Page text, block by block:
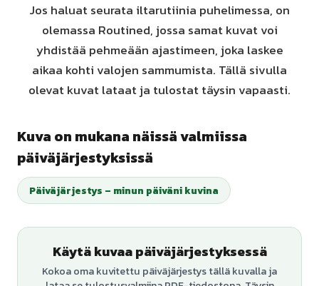
Jos haluat seurata iltarutiinia puhelimessa, on
olemassa Routined, jossa samat kuvat voi
yhdistää pehmeään ajastimeen, joka laskee
aikaa kohti valojen sammumista. Tällä sivulla
olevat kuvat lataat ja tulostat täysin vapaasti.
Kuva on mukana näissä valmiissa
päiväjärjestyksissä
Päiväjärjestys – minun päiväni kuvina
Käytä kuvaa päiväjärjestyksessä
Kokoa oma kuvitettu päiväjärjestys tällä kuvalla ja